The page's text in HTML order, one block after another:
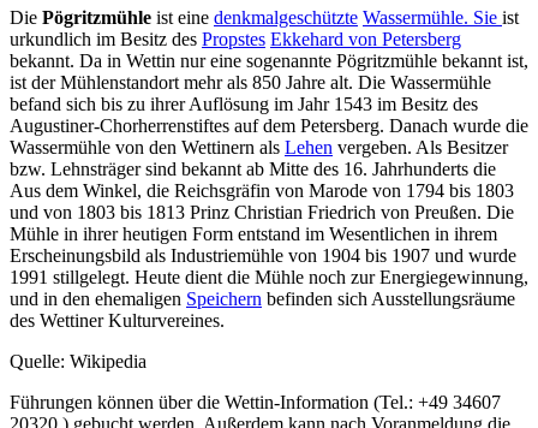
Die Pögritzmühle ist eine denkmalgeschützte Wassermühle. Sie ist
urkundlich im Besitz des Propstes Ekkehard von Petersberg
bekannt. Da in Wettin nur eine sogenannte Pögritzmühle bekannt ist,
ist der Mühlenstandort mehr als 850 Jahre alt. Die Wassermühle
befand sich bis zu ihrer Auflösung im Jahr 1543 im Besitz des
Augustiner-Chorherrenstiftes auf dem Petersberg. Danach wurde die
Wassermühle von den Wettinern als Lehen vergeben. Als Besitzer
bzw. Lehnsträger sind bekannt ab Mitte des 16. Jahrhunderts die
Aus dem Winkel, die Reichsgräfin von Marode von 1794 bis 1803
und von 1803 bis 1813 Prinz Christian Friedrich von Preußen. Die
Mühle in ihrer heutigen Form entstand im Wesentlichen in ihrem
Erscheinungsbild als Industriemühle von 1904 bis 1907 und wurde
1991 stillgelegt. Heute dient die Mühle noch zur Energiegewinnung,
und in den ehemaligen Speichern befinden sich Ausstellungsräume
des Wettiner Kulturvereines.
Quelle: Wikipedia
Führungen können über die Wettin-Information (Tel.: +49 34607
20320 ) gebucht werden. Außerdem kann nach Voranmeldung die